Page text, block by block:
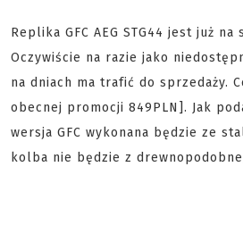
Replika GFC AEG STG44 jest już
Oczywiście na razie jako
na dniach ma trafić do sprzedaży.
obecnej promocji 849PLN]. Jak
wersja GFC wykonana będzie ze
kolba nie będzie z